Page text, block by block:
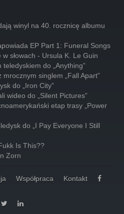
winyl na 40. rocznicę albumu
EP Part 1: Funeral Songs
słowach - Ursula K. Le Guin
do „Anything”
singlem „Fall Apart”
do „Iron City”
wideo do „Silent Pictures”
etap trasy „Power
do „I Pay Everyone I Still
Is This??
Zorn
Współpraca Kontakt